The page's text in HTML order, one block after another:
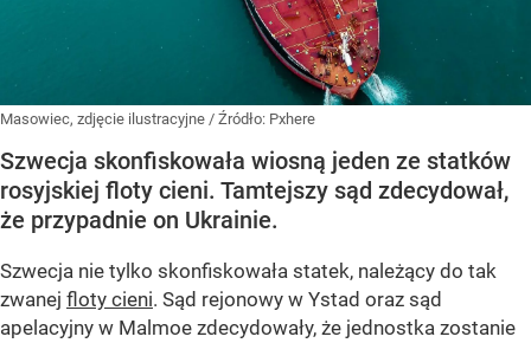
Masowiec, zdjęcie ilustracyjne / Źródło: Pxhere
Szwecja skonfiskowała wiosną jeden ze statków
rosyjskiej floty cieni. Tamtejszy sąd zdecydował,
że przypadnie on Ukrainie.
Szwecja nie tylko skonfiskowała statek, należący do tak
zwanej floty cieni. Sąd rejonowy w Ystad oraz sąd
apelacyjny w Malmoe zdecydowały, że jednostka zostanie